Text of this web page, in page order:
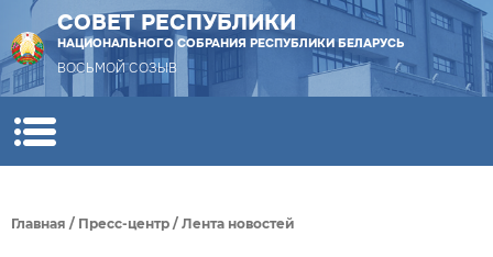
СОВЕТ РЕСПУБЛИКИ
НАЦИОНАЛЬНОГО СОБРАНИЯ РЕСПУБЛИКИ БЕЛАРУСЬ
ВОСЬМОЙ СОЗЫВ
Главная / Пресс-центр / Лента новостей